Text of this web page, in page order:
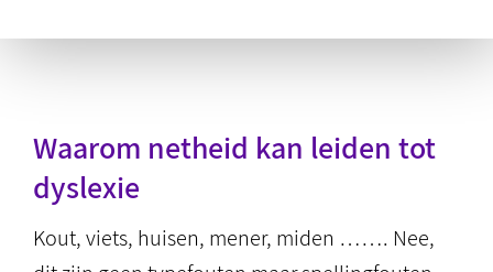
Waarom netheid kan leiden tot
dyslexie
Kout, viets, huisen, mener, miden ……. Nee,